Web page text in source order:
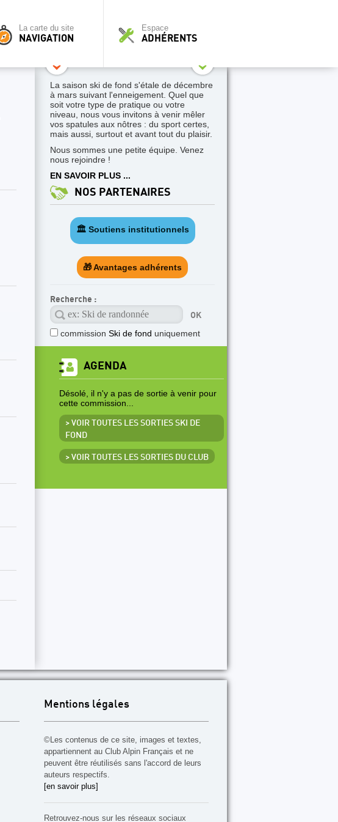
La carte du site
NAVIGATION
Espace
ADHÉRENTS
La saison ski de fond s'étale de décembre
à mars suivant l'enneigement. Quel que
soit votre type de pratique ou votre
niveau, nous vous invitons à venir mêler
vos spatules aux nôtres : du sport certes,
mais aussi, surtout et avant tout du plaisir.
Nous sommes une petite équipe. Venez
nous rejoindre !
EN SAVOIR PLUS ...
NOS PARTENAIRES
🏛️ Soutiens institutionnels
🎁 Avantages adhérents
Recherche :
commission Ski de fond uniquement
AGENDA
Désolé, il n'y a pas de sortie à venir pour
cette commission...
> VOIR TOUTES LES SORTIES SKI DE
FOND
> VOIR TOUTES LES SORTIES DU CLUB
Mentions légales
©Les contenus de ce site, images et textes,
appartiennent au Club Alpin Français et ne
peuvent être réutilisés sans l'accord de leurs
auteurs respectifs.
[en savoir plus]
Retrouvez-nous sur les réseaux sociaux